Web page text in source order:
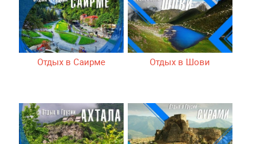
Отдых в Саирме Отдых в Шови